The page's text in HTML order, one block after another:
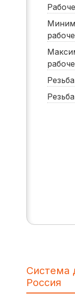
Система
Россия